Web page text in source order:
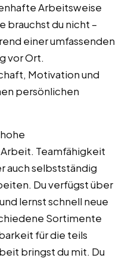
Arbeitsweise
brauchst du nicht –
einer umfassenden
vor Ort.
Motivation und
persönlichen
Teamfähigkeit
auch selbstständig
Du verfügst über
lernst schnell neue
Sortimente
für die teils
bringst du mit. Du